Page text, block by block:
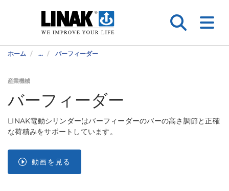
ホーム ... バーフィーダー
産業機械
バーフィーダー
LINAK電動シリンダーはバーフィーダーのバーの高さ調節と正確
な荷積みをサポートしています。
動画を見る